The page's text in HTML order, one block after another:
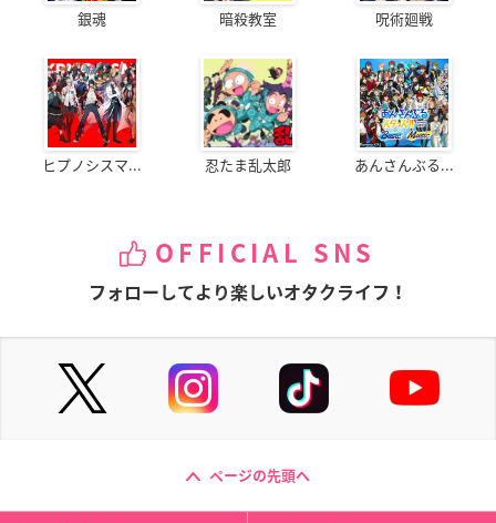
銀魂 暗殺教室 呪術廻戦
ヒプノシスマ... 忍たま乱太郎 あんさんぶる...
OFFICIAL SNS
フォローしてより楽しいオタクライフ！
ページの先頭へ